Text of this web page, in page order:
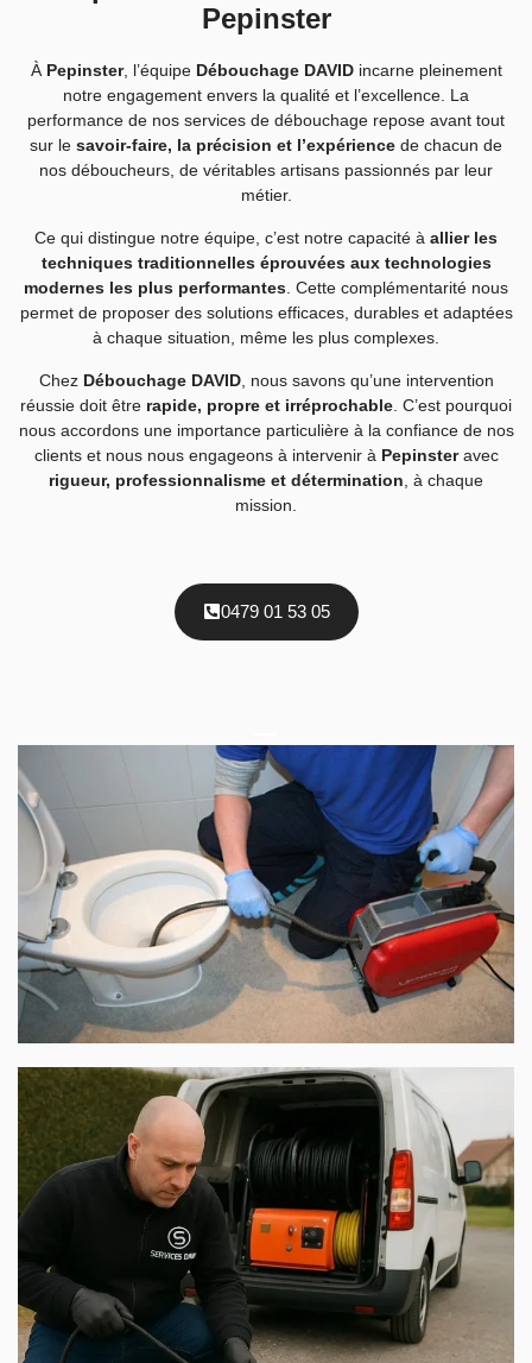
Pepinster
À Pepinster, l’équipe Débouchage DAVIDincarne pleinement
notre engagement envers la qualité et l’excellence. La
performance de nos services de débouchage repose avant tout
sur le savoir-faire, la précision et l’expérience de chacun de
nos déboucheurs, de véritables artisans passionnés par leur
métier.
Ce qui distingue notre équipe, c’est notre capacité à allier les
techniques traditionnelles éprouvées aux technologies
modernes les plus performantes . Cette complémentarité nous
permet de proposer des solutions efficaces, durables et adaptées
à chaque situation, même les plus complexes.
Chez Débouchage DAVID, nous savons qu’une intervention
réussie doit être rapide, propre et irréprochable . C’est pourquoi
nous accordons une importance particulière à la confiance de nos
clients et nous nous engageons à intervenir à Pepinsteravec
rigueur, professionnalisme et détermination , à chaque
mission.
0479 01 53 05